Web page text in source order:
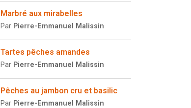
Marbré aux mirabelles
Par Pierre-Emmanuel Malissin
Tartes pêches amandes
Par Pierre-Emmanuel Malissin
Pêches au jambon cru et basilic
Par Pierre-Emmanuel Malissin